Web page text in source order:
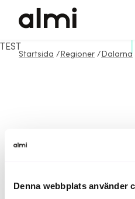
Denna webbplats använder
Startsida / Regioner / Dalarna
TEST